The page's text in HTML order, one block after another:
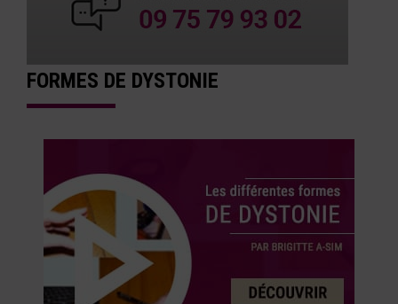
FORMES DE DYSTONIE